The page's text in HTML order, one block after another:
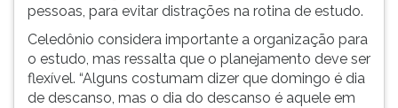
pessoas, para evitar distrações na rotina de estudo.
Celedônio considera importante a organização para
o estudo, mas ressalta que o planejamento deve ser
flexível. “Alguns costumam dizer que domingo é dia
de descanso, mas o dia do descanso é aquele em